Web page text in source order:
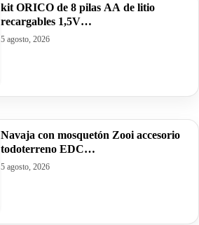
kit ORICO de 8 pilas AA de litio
recargables 1,5V…
5 agosto, 2026
Navaja con mosquetón Zooi accesorio
todoterreno EDC…
5 agosto, 2026